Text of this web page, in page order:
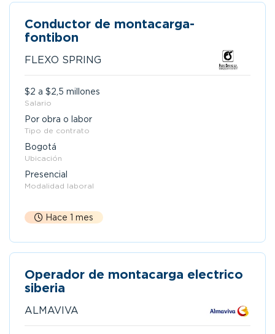
Conductor de montacarga-
fontibon
FLEXO SPRING
$2 a $2,5 millones
Salario
Por obra o labor
Tipo de contrato
Bogotá
Ubicación
Presencial
Modalidad laboral
Hace 1 mes
Operador de montacarga electrico
siberia
ALMAVIVA